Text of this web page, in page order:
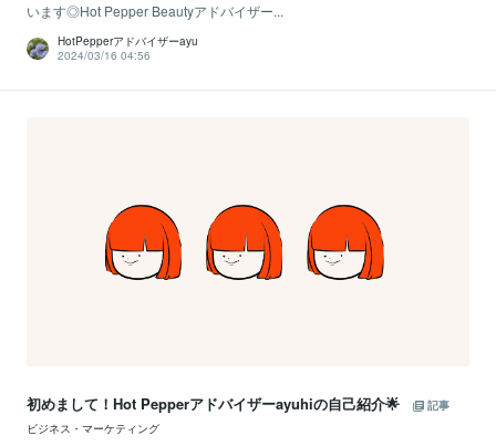
います◎Hot Pepper Beautyアドバイザー...
HotPepperアドバイザーayu
2024/03/16 04:56
初めまして！Hot Pepperアドバイザーayuhiの自己紹介🌟
記事
ビジネス・マーケティング